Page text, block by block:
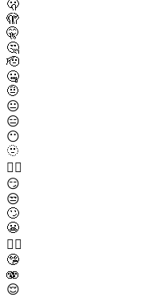
🫢
🫣
🤫
🤔
🫡
🤐
🤨
😐
😑
😶
🫥
😶‍🌫️
😏
😒
🙄
😬
😮‍💨
🤥
🫨
😌